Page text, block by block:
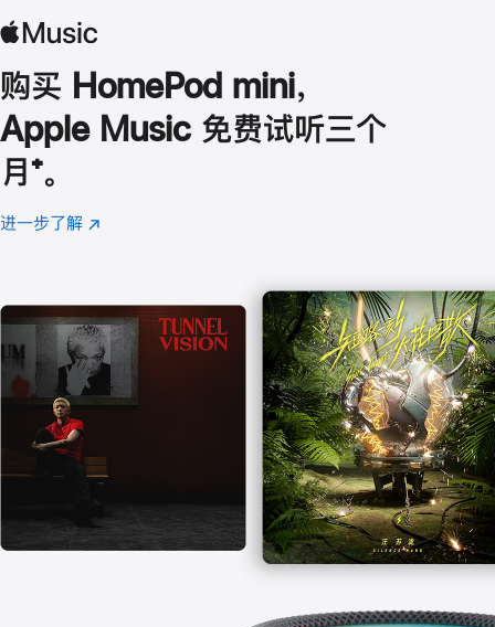
购买 HomePod mini，
Apple Music 免费试听三个
月 脚
注
⁺。
进一步了解 Apple
(在
口
中
打
开)